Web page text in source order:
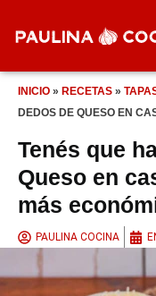
INICIO » RECETAS »
DEDOS DE QUESO EN
Tenés que
Queso en
más
PAULINA COCINA